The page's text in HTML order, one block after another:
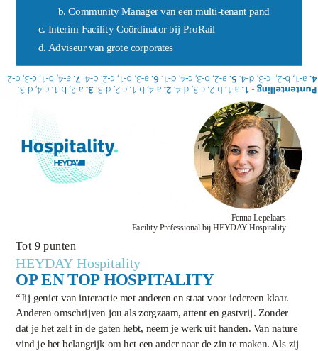
b. Community Manager van een multi-tenant pand
c. Interim Facility Coördinator bij ProRail
d. Adviseur van grote corporates
Fenna Lepelaars
Facility Professional bijHEYDAY Hospitality
Tot 9 punten
HEYDAY Hospitality
OP EN TOP HOSPITALITY
“Jij geniet van interactie met anderen en staat voor iedereen klaar.
Anderen omschrijven jou als zorgzaam, attent en gastvrij. Zonder
dat je het zelf in de gaten hebt, neem je werk uit handen. Van nature
vind je het belangrijk om het een ander naar de zin te maken. Als zij